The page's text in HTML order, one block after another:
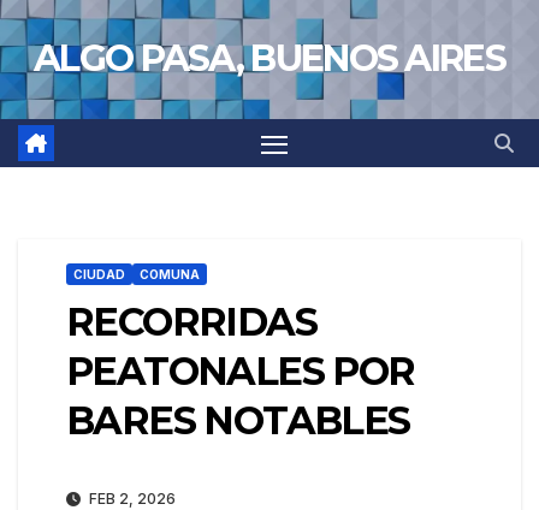
Saltar
al
contenido
ALGO PASA, BUENOS AIRES
CIUDAD COMUNA
RECORRIDAS
PEATONALES POR
BARES NOTABLES
FEB 2, 2026